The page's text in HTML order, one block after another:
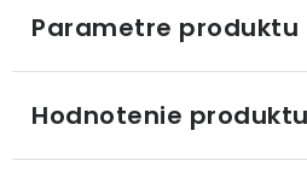
Parametre produktu
Hodnotenie